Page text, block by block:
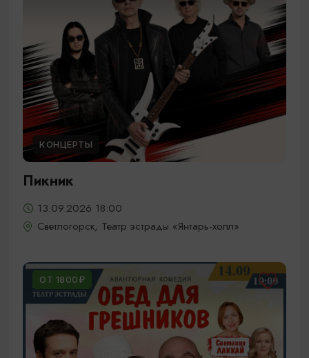
КОНЦЕРТЫ
Пикник
13.09.2026 18:00
Светлогорск, Театр эстрады «Янтарь-холл»
ОТ 1800₽